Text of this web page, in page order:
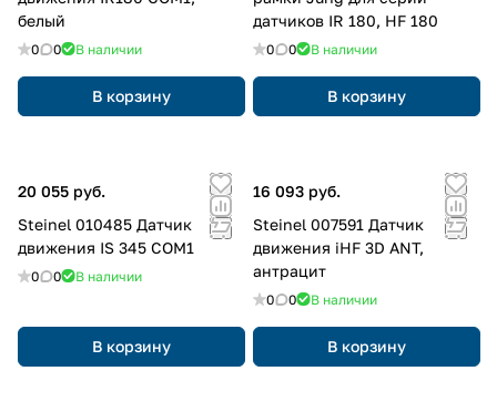
белый
0 0 В наличии
В корзину
датчиков IR 180, HF 180
0 0 В наличии
В корзину
20 055 руб.
Steinel 010485 Датчик
движения IS 345 COM1
0 0 В наличии
В корзину
16 093 руб.
Steinel 007591 Датчик
движения iHF 3D ANT,
антрацит
0 0 В наличии
В корзину